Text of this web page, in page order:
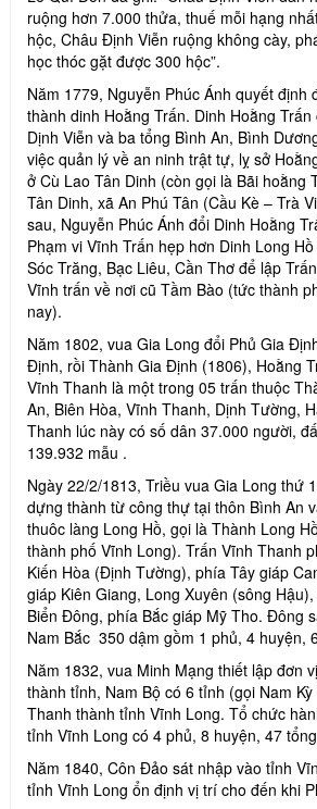
ruộng hơn 7.000 thửa, thuế mỗi hạng
hộc, Châu Định Viễn ruộng không cày,
học thóc gặt được 300 hộc”.
Năm 1779, Nguyễn Phúc Ánh quyết định
thành dinh Hoằng Trấn. Dinh Hoằng
Dịnh Viễn và ba tổng Bình An, Bình
việc quản lý về an ninh trật tự, lỵ sở
ở Cù Lao Tân Dinh (còn gọi là Bãi hoằng
Tân Dinh, xã An Phú Tân (Cầu Kè – Trà
sau, Nguyễn Phúc Ánh đổi Dinh Hoằng
Phạm vi Vĩnh Trấn hẹp hơn Dinh Long
Sóc Trăng, Bạc Liêu, Cần Thơ để lập
Vĩnh trấn về nơi cũ Tầm Bào (tức thành
nay).
Năm 1802, vua Gia Long đổi Phủ Gia
Định, rồi Thành Gia Định (1806), Hoằng
Vĩnh Thanh là một trong 05 trấn thuộc
An, Biên Hòa, Vĩnh Thanh, Dịnh Tường,
Thanh lúc này có số dân 37.000 người,
139.932 mẫu .
Ngày 22/2/1813, Triều vua Gia Long thứ
dựng thành từ công thự tại thôn Bình An
thuôc làng Long Hồ, gọi là Thành Long
thành phố Vĩnh Long). Trấn Vĩnh Thanh
Kiến Hòa (Định Tường), phía Tây giáp
giáp Kiên Giang, Long Xuyên (sông
Biển Đông, phía Bắc giáp Mỹ Tho. Đông
Nam Bắc 350 dậm gồm 1 phủ, 4 huyện,
Năm 1832, vua Minh Mạng thiết lập đơn
thành tỉnh, Nam Bộ có 6 tỉnh (gọi Nam
Thanh thành tỉnh Vĩnh Long. Tổ chức
tỉnh Vĩnh Long có 4 phủ, 8 huyện, 47
Năm 1840, Côn Đảo sát nhập vào tỉnh
tỉnh Vĩnh Long ổn định vị trí cho đến khi